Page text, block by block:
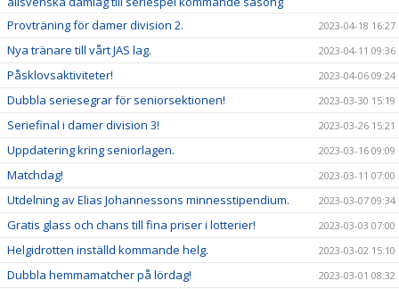
Provträning för damer division 2. 2023-04-18 16:27
Nya tränare till vårt JAS lag. 2023-04-11 09:36
Påsklovsaktiviteter! 2023-04-06 09:24
Dubbla seriesegrar för seniorsektionen! 2023-03-30 15:19
Seriefinal i damer division 3! 2023-03-26 15:21
Uppdatering kring seniorlagen. 2023-03-16 09:09
Matchdag! 2023-03-11 07:00
Utdelning av Elias Johannessons minnesstipendium. 2023-03-07 09:34
Gratis glass och chans till fina priser i lotterier! 2023-03-03 07:00
Helgidrotten inställd kommande helg. 2023-03-02 15:10
Dubbla hemmamatcher på lördag! 2023-03-01 08:32